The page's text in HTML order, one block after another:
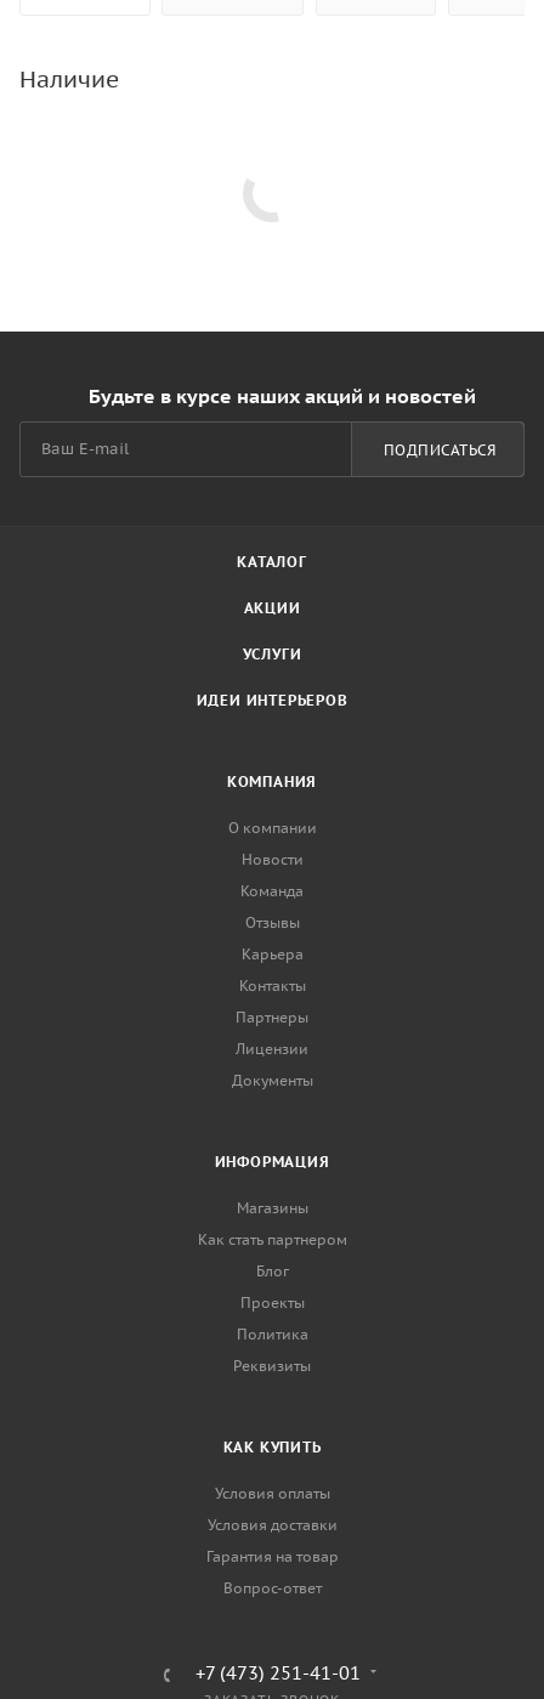
Наличие
Будьте в курсе наших акций и новостей
ПОДПИСАТЬСЯ
КАТАЛОГ
АКЦИИ
УСЛУГИ
ИДЕИ ИНТЕРЬЕРОВ
КОМПАНИЯ
О компании
Новости
Команда
Отзывы
Карьера
Контакты
Партнеры
Лицензии
Документы
ИНФОРМАЦИЯ
Магазины
Как стать партнером
Блог
Проекты
Политика
Реквизиты
КАК КУПИТЬ
Условия оплаты
Условия доставки
Гарантия на товар
Вопрос-ответ
+7 (473) 251-41-01